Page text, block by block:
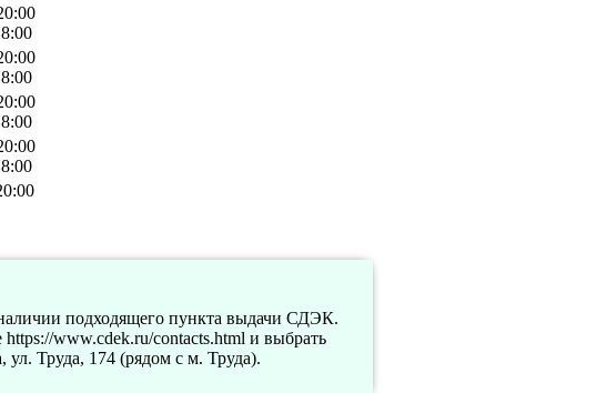
подходящего пункта выдачи СДЭК.
www.cdek.ru/contacts.html и выбрать
Труда, 174 (рядом с м. Труда).